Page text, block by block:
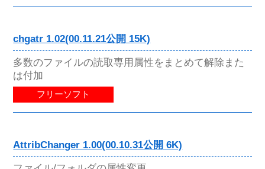
chgatr 1.02(00.11.21公開 15K)
多数のファイルの読取専用属性をまとめて解除また
は付加
フリーソフト
AttribChanger 1.00(00.10.31公開 6K)